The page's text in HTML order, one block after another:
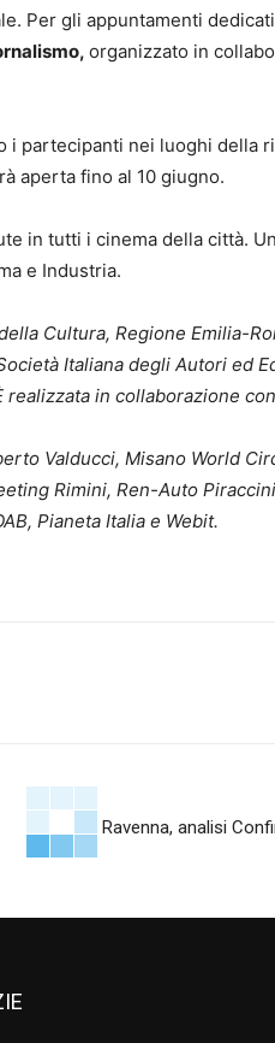
Per gli appuntamenti
organizzato in
i partecipanti nei luoghi della
aperta fino al 10 giugno.
in tutti i cinema della città.
e Industria.
Cultura, Regione Emilia-
Italiana degli Autori ed
in collaborazione
Valducci, Misano World
Rimini, Ren-Auto
Pianeta Italia e Webit.
Ravenna, analisi